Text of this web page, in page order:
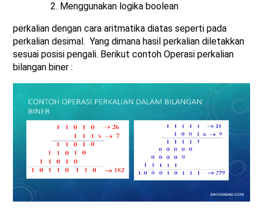
Menggunakan logika boolean
perkalian dengan cara aritmatika diatas seperti pada
perkalian desimal. Yang dimana hasil perkalian diletakkan
sesuai posisi pengali. Berikut contoh Operasi perkalian
bilangan biner :